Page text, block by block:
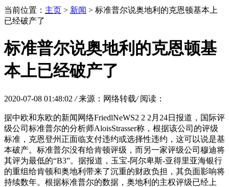
当前位置： 主页 > 新闻 > 标准普尔说奥地利的克恩顿基本上
已经破产了
标准普尔说奥地利的克恩顿基
本上已经破产了
2020-07-08 01:48:02 / 来源：网络转载/ 阅读：
据中欧和东欧的新闻网络FriedlNeWS2 2 2月24日报道，国际评
级公司标准普尔的分析师AloisStrasser称，根据该公司的评级
标准，克恩登州正面临支付违约或选择性违约，这可以说是基
本破产。标准普尔没有给肯顿评级，而另一家评级公司穆迪将
其评为最低的“B3”。据报道，玉宝-阿尔卑斯-亚得里亚海银行
的重组给肯顿和奥地利带来了沉重的财政负担，其负面影响将
持续数年。根据标准普尔的数据，奥地利的主权评级已经上